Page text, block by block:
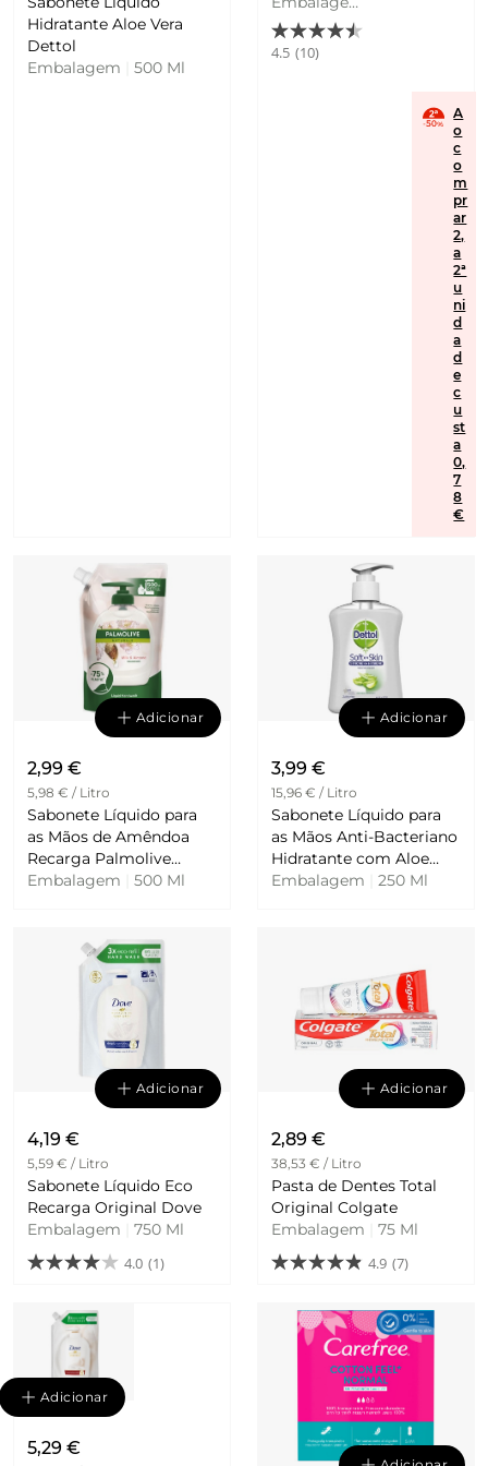
Hidratante Aloe Vera
Dettol
Embalagem
500 Ml
Seca com
Aloe Vera e
|750 Ml
4.5 (10)
A
o
c
o
m
pr
ar
2,
a
2ª
u
ni
d
a
d
e
c
u
st
a
0,
7
8
€
Adicionar
2,99 €
5,98 € / Litro
Sabonete Líquido para
as Mãos de Amêndoa
Recarga Palmolive
Naturals
Embalagem 500 Ml
Adicionar
3,99 €
15,96 € / Litro
Sabonete Líquido para
as Mãos Anti-Bacteriano
Hidratante com Aloe
Vera Dettol
Embalagem 250 Ml
Adicionar
4,19 €
5,59 € / Litro
Sabonete Líquido Eco
Recarga Original Dove
Embalagem
750 Ml
4.0 (1)
Adicionar
2,89 €
38,53 € / Litro
Pasta de Dentes Total
Original Colgate
Embalagem
75 Ml
4.9 (7)
Adicionar
5,29 €